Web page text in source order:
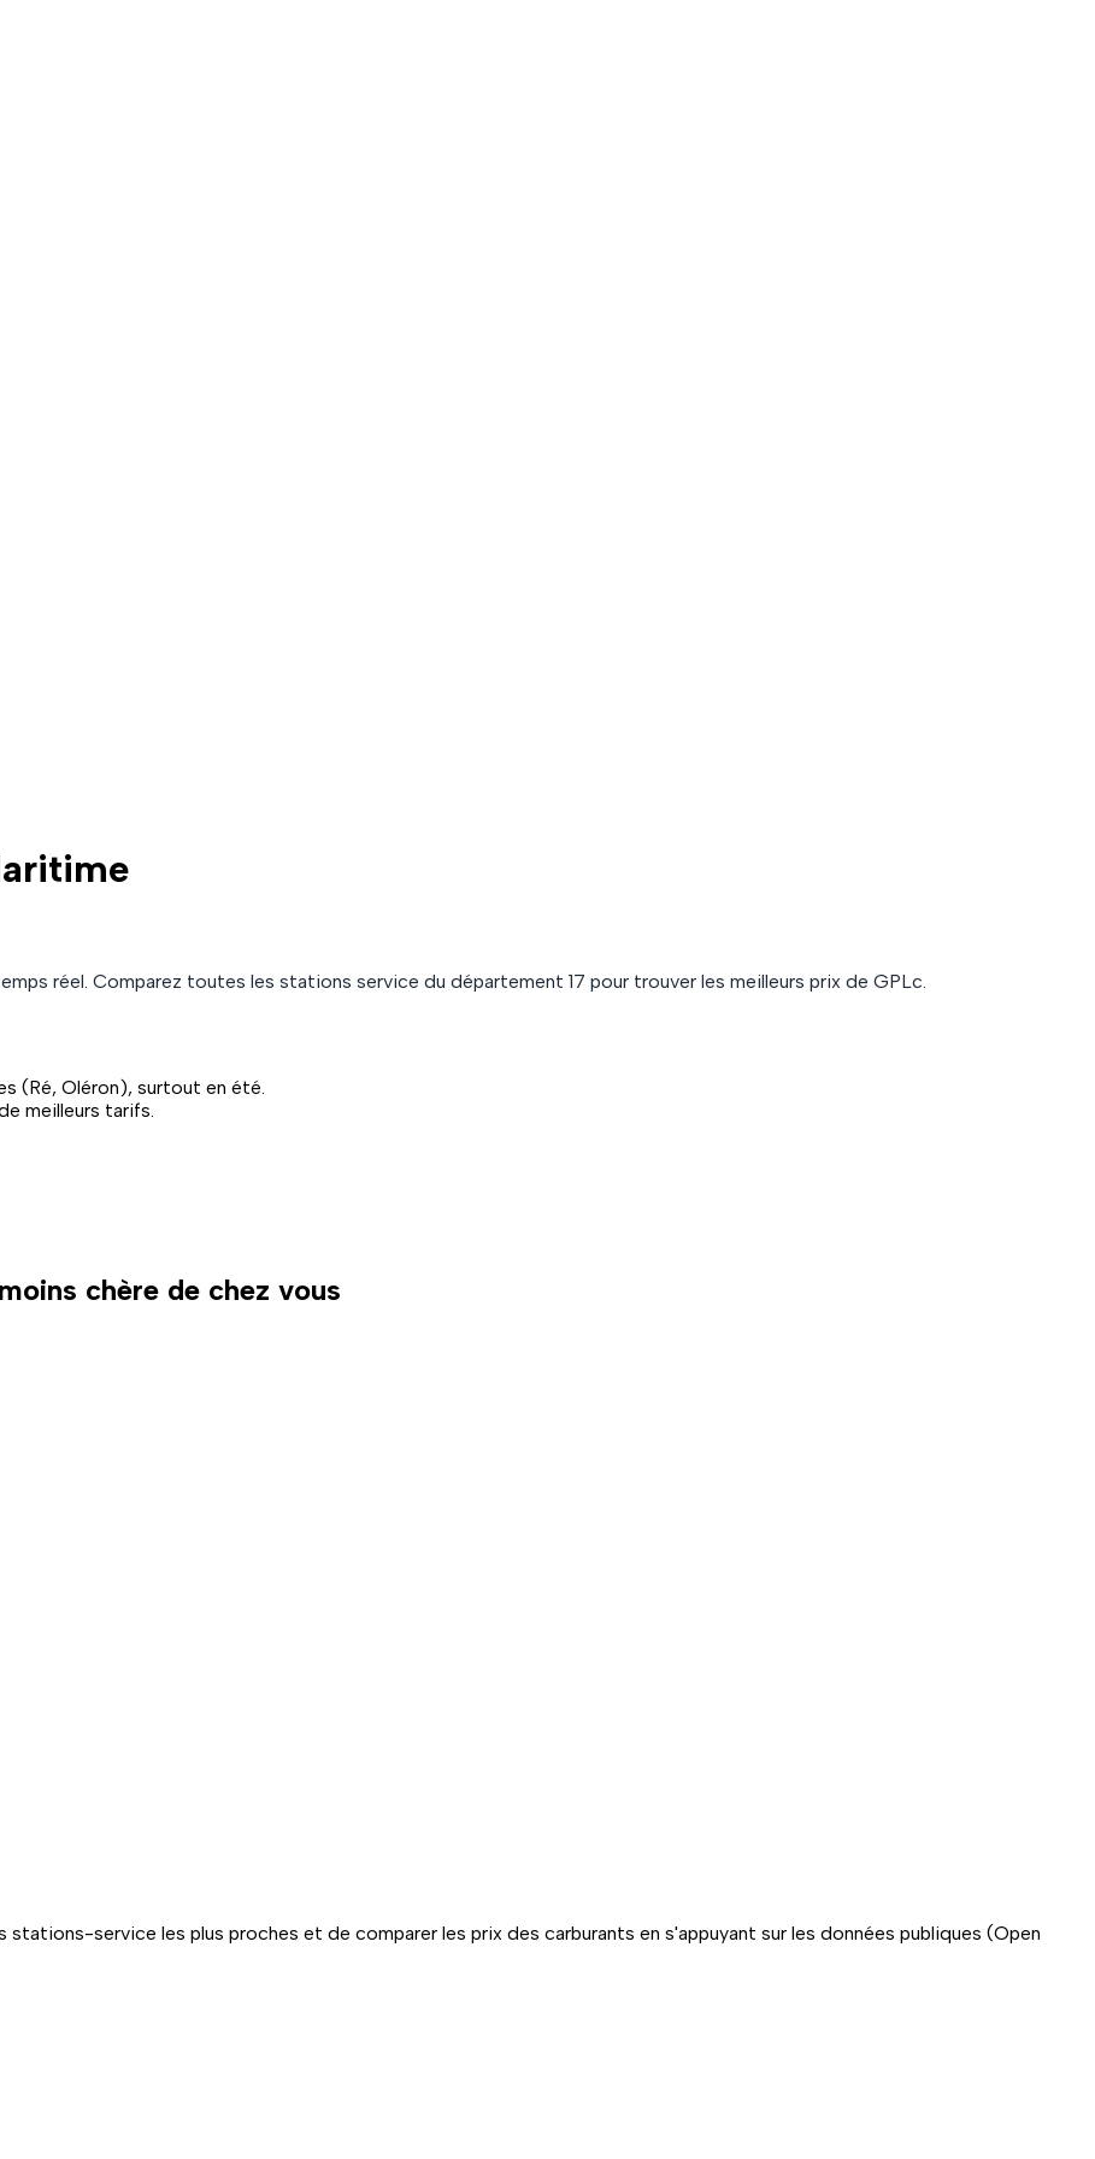
réel. Comparez toutes les stations service du département 17 pour trouver les meilleurs prix de GPLc.
(Ré, Oléron), surtout en été.
meilleurs tarifs.
chère de chez vous
service les plus proches et de comparer les prix des carburants en s'appuyant sur les données publiques (Open